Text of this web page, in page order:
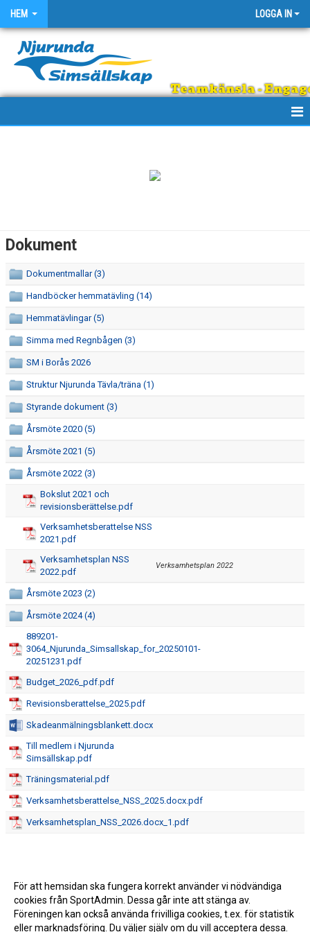
HEM LOGGA IN
Teamkänsla -
DOKUMENT
TIPS
Dokument
Dokumentmallar (3)
Handböcker hemmatävling (14)
Hemmatävlingar (5)
Simma med Regnbågen (3)
SM i Borås 2026
Struktur Njurunda Tävla/träna (1)
Styrande dokument (3)
Årsmöte 2020 (5)
Årsmöte 2021 (5)
Årsmöte 2022 (3)
Bokslut 2021 och
revisionsberättelse.pdf
Verksamhetsberattelse NSS
2021.pdf
Verksamhetsplan NSS
2022.pdf
Verksamhetsplan 2022
Årsmöte 2023 (2)
Årsmöte 2024 (4)
889201-
3064_Njurunda_Simsallskap_for_20250101-
20251231.pdf
Budget_2026_pdf.pdf
Revisionsberattelse_2025.pdf
Skadeanmälningsblankett.docx
Till medlem i Njurunda
Simsällskap.pdf
Träningsmaterial.pdf
Verksamhetsberattelse_NSS_2025.docx.pdf
Verksamhetsplan_NSS_2026.docx_1.pdf
För att hemsidan ska fungera korrekt använder vi nödvändiga
cookies från SportAdmin. Dessa går inte att stänga av.
Föreningen kan också använda frivilliga cookies, t.ex. för statistik
eller marknadsföring. Du väljer själv om du vill acceptera dessa.